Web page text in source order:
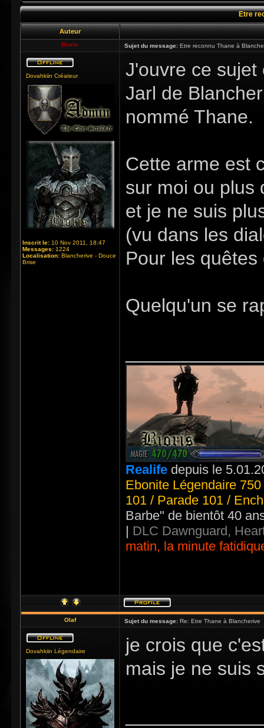
Etre
Auteur
Bioris Sujet du message: Etre reconnu Thane à
Dovahkiin Créateur
Inscrit le: 10 Nov 2011, 18:47
Messages: 1224
Localisation: Blancherive - Douce
Brise
J'ouvre ce
Jarl de
nommé Thane.
Cette arme est
sur moi ou plus
et je ne suis
(vu dans les
Pour les
Quelqu'un se
Realife depuis le
Ebonite Légendaire
101 / Parade 101 /
Barbe" de bientôt 40
| DLC Dawnguard,
matin, la minute
Olaf Sujet du message: Re: Etre Thane à Blancherive
Dovahkiin Légendaire
je crois que
mais je ne suis